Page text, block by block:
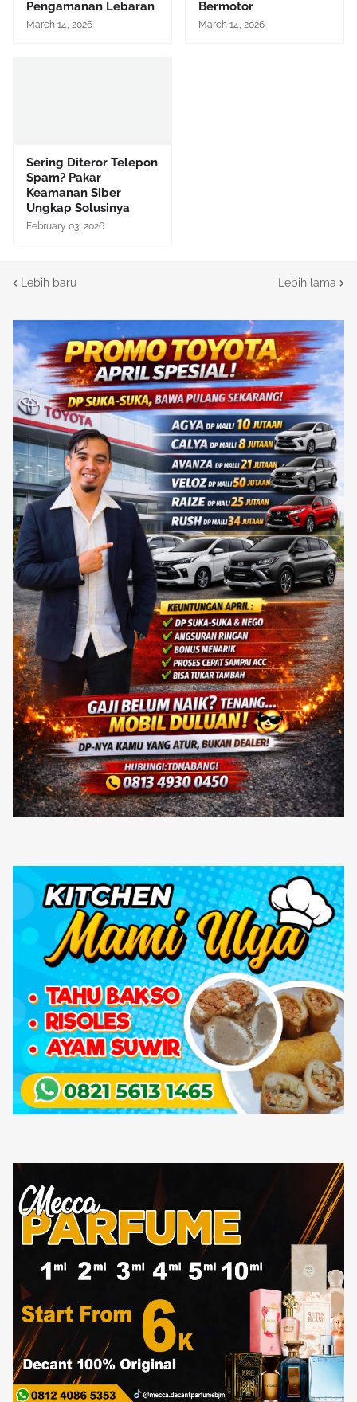
Pengamanan Lebaran
March 14, 2026
Bermotor
March 14, 2026
Sering Diteror Telepon
Spam? Pakar
Keamanan Siber
Ungkap Solusinya
February 03, 2026
Lebih baru Lebih lama